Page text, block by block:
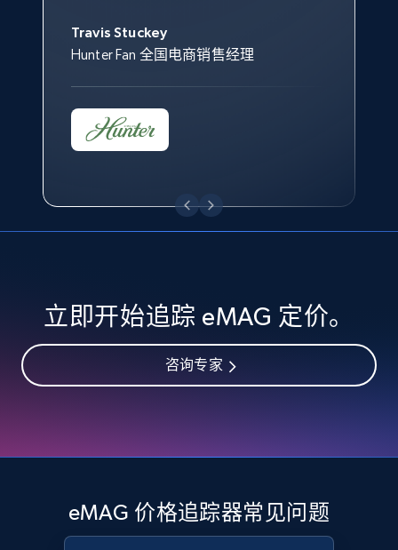
Seller reviews, Breadcrumbs, Root category, and
more.
URL, Product id, Title, Seller name, Seller rating,
Seller reviews, Breadcrumbs, Root category, and
358+ 立即开始
Google Shopping
more.
2.4K+ 199+ 立即开始
Travis Stuckey
Hunter Fan 全国电商销售经理
Overstock 的客户战略与洞察总监
立即开始追踪 eMAG 定价。
咨询专家
eMAG 价格追踪器常见问题